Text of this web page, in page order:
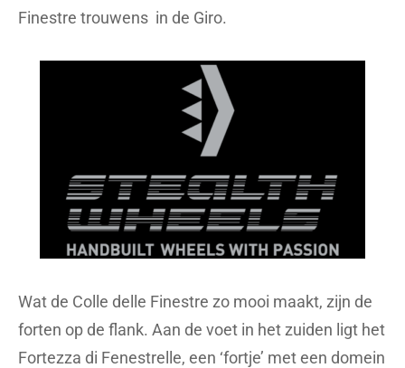
Finestre trouwens in de Giro.
Wat de Colle delle Finestre zo mooi maakt, zijn de
forten op de flank. Aan de voet in het zuiden ligt het
Fortezza di Fenestrelle, een ‘fortje’ met een domein